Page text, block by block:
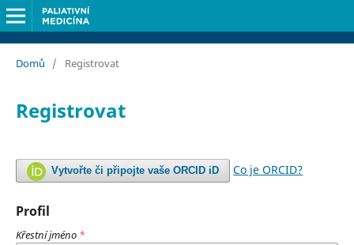
Domů / Registrovat
Registrovat
Vytvořte či připojte vaše ORCID iD Co je ORCID?
Profil
Křestní jméno *